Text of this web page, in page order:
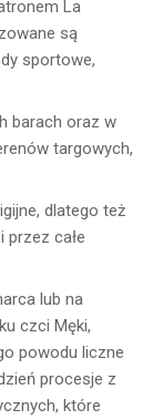
La
są
sportowe,
barach oraz w
targowych,
dlatego też
całe
lub na
czci Męki,
powodu liczne
procesje z
które